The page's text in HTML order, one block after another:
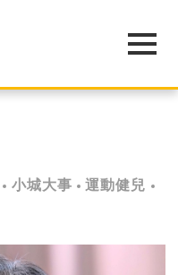
小城大事
運動健兒